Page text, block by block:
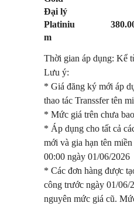
Đại lý
Platiniu
m
Thời gian áp dụng: Kể
Lưu ý:
* Giá đăng ký mới áp
thao tác Transsfer tên
* Mức giá trên chưa
* Áp dụng cho tất cả
mới và gia hạn tên
00:00 ngày 01/06/2026
* Các đơn hàng được
công trước ngày 01/06/
nguyên mức giá cũ.